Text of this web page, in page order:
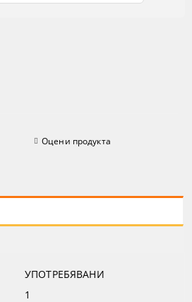
Оцени продукта
УПОТРЕБЯВАНИ
1